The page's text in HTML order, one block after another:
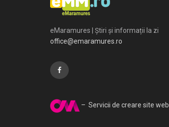
eMaramures | Știri și informații la zi
office@emaramures.ro
– Servicii de creare site web